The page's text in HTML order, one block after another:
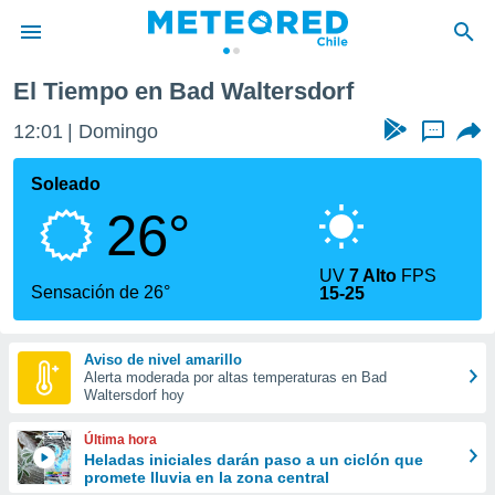
de
por
que se
calidad.
a este
las
y
forma
digital
basada
El Tiempo en Bad Waltersdorf
12:01 Domingo ...
Soleado
26°
Sensación de 26°
UV7 Alto FPS
15-25
Aviso de nivel amarillo
Alerta moderada por altas temperaturas en Bad
Waltersdorf hoy
Última hora
Heladas iniciales darán paso a un ciclón que
promete lluvia en la zona central